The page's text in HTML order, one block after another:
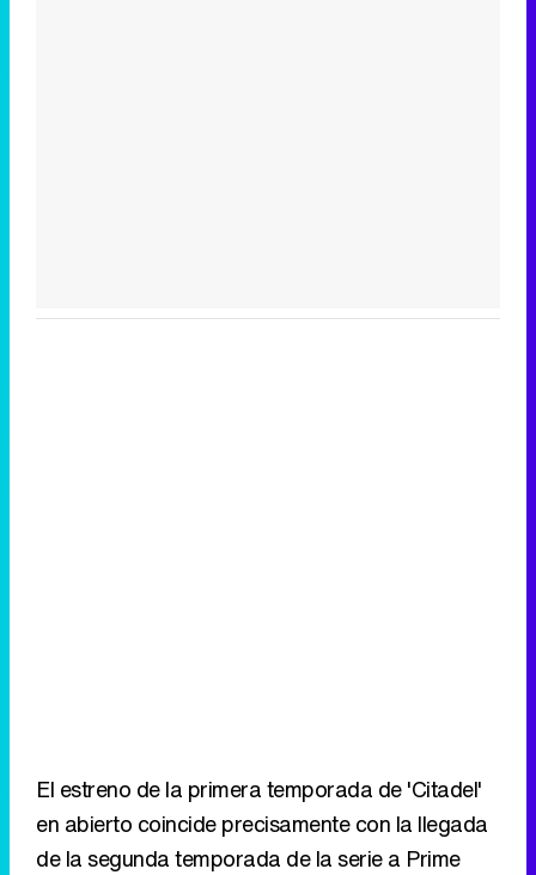
El estreno de la primera temporada de 'Citadel'
en abierto coincide precisamente con la llegada
de la segunda temporada de la serie a Prime